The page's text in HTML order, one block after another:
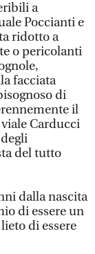
a
Poccianti e
ridotto a
o pericolanti
facciata
di
il
Carducci
del tutto
dalla nascita
di essere un
di essere